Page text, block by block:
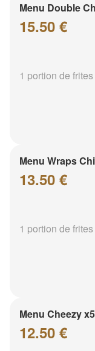
Menu Double
15.50 €
1 portion de
Menu Wraps
13.50 €
1 portion de
Menu Cheezy x5
12.50 €